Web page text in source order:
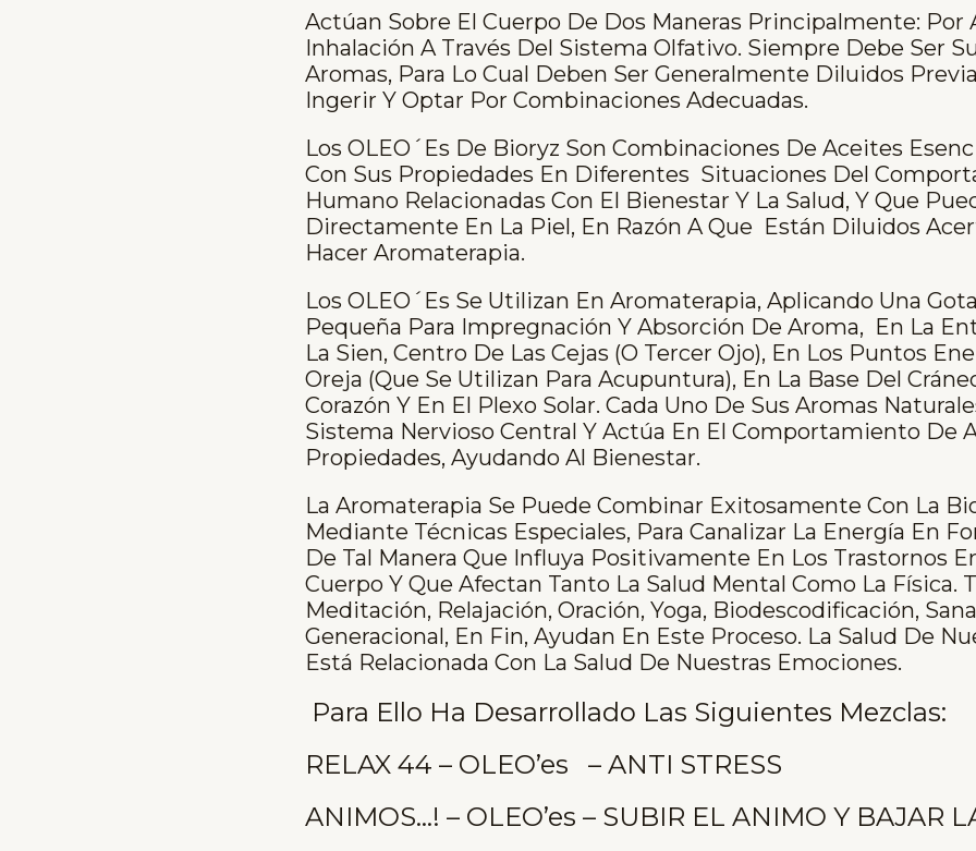
Actúan Sobre El Cuerpo De Dos Maneras Principalmente: Por
Inhalación A Través Del Sistema Olfativo. Siempre Debe Ser
Aromas, Para Lo Cual Deben Ser Generalmente Diluidos
Ingerir Y Optar Por Combinaciones Adecuadas.
Los OLEO´es De Bioryz Son Combinaciones De Aceites
Con Sus Propiedades En Diferentes Situaciones Del
Humano Relacionadas Con El Bienestar Y La Salud, Y Que
Directamente En La Piel, En Razón A Que Están Diluidos
Hacer Aromaterapia.
Los OLEO´es Se Utilizan En Aromaterapia, Aplicando Una
Pequeña Para Impregnación Y Absorción De Aroma, En La
La Sien, Centro De Las Cejas (o Tercer Ojo), En Los Puntos
Oreja (que Se Utilizan Para Acupuntura), En La Base Del
Corazón Y En El Plexo Solar. Cada Uno De Sus Aromas
Sistema Nervioso Central Y Actúa En El Comportamiento De
Propiedades, Ayudando Al Bienestar.
La Aromaterapia Se Puede Combinar Exitosamente Con La
Mediante Técnicas Especiales, Para Canalizar La Energía En
De Tal Manera Que Influya Positivamente En Los Trastornos
Cuerpo Y Que Afectan Tanto La Salud Mental Como La Física.
Meditación, Relajación, Oración, Yoga, Biodescodificación,
Generacional, En Fin, Ayudan En Este Proceso. La Salud De
Está Relacionada Con La Salud De Nuestras Emociones.
Para Ello Ha Desarrollado Las Siguientes Mezclas:
RELAX 44 – OLEO’es – ANTI STRESS
ANIMOS…! – OLEO’es – SUBIR EL ANIMO Y BAJAR